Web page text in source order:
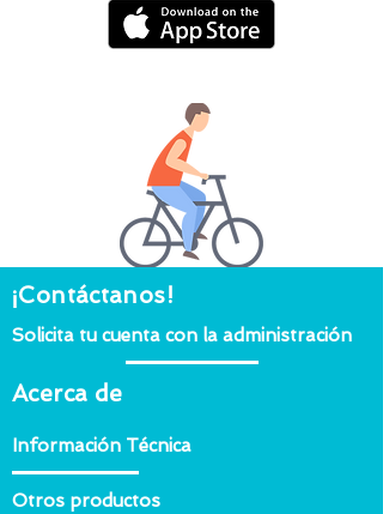
¡Contáctanos!
Solicita tu cuenta con la administración
Acerca de
Información Técnica
Otros productos